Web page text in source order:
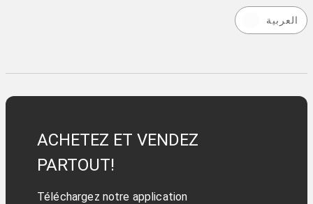
العربية
ACHETEZ ET VENDEZ
PARTOUT!
Téléchargez notre application